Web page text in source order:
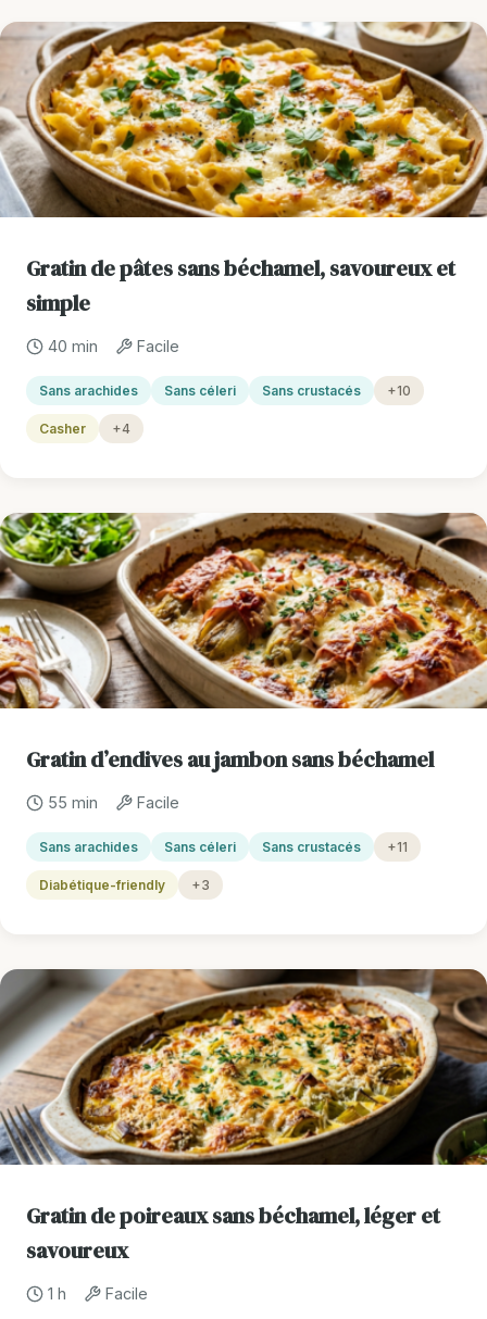
Gratin de pâtes sans béchamel, savoureux et
simple
40 min Facile
Sans arachides Sans céleri Sans crustacés +10
Casher +4
Gratin d’endives au jambon sans béchamel
55 min Facile
Sans arachides Sans céleri Sans crustacés +11
Diabétique-friendly +3
Gratin de poireaux sans béchamel, léger et
savoureux
1 h Facile